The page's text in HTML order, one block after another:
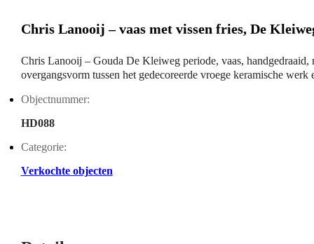
Chris Lanooij – vaas met vissen fries, De
Chris Lanooij – Gouda De Kleiweg periode, vaas, handgedraaid,
overgangsvorm tussen het gedecoreerde vroege keramische werk
Objectnummer:
HD088
Categorie:
Verkochte objecten